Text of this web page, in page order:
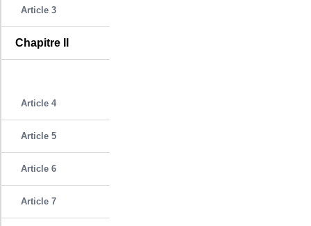
Article 3
Chapitre II
Article 4
Article 5
Article 6
Article 7